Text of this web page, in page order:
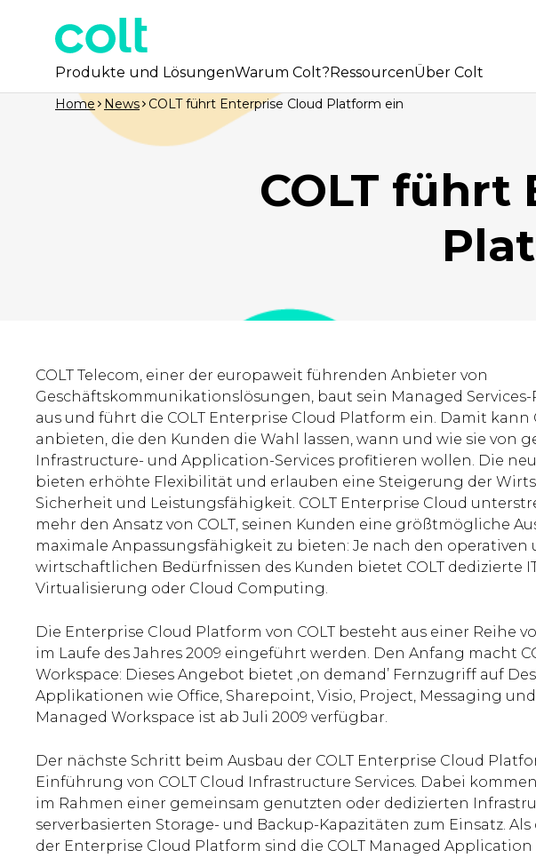
Produkte und LösungenWarum Colt?RessourcenÜber Colt
COLT führt
Home News COLT führt Enterprise Cloud Platform ein
COLT Telecom, einer der europaweit führenden Anbieter von
Geschäftskommunikationslösungen, baut sein Managed
aus und führt die COLT Enterprise Cloud Platform ein. Damit kann
anbieten, die den Kunden die Wahl lassen, wann und wie sie von
Infrastructure- und Application-Services profitieren wollen. Die
bieten erhöhte Flexibilität und erlauben eine Steigerung der
Sicherheit und Leistungsfähigkeit. COLT Enterprise Cloud
mehr den Ansatz von COLT, seinen Kunden eine größtmögliche
maximale Anpassungsfähigkeit zu bieten: Je nach den operativen
wirtschaftlichen Bedürfnissen des Kunden bietet COLT dedizierte
Virtualisierung oder Cloud Computing.
Die Enterprise Cloud Platform von COLT besteht aus einer Reihe
im Laufe des Jahres 2009 eingeführt werden. Den Anfang macht
Workspace: Dieses Angebot bietet ,on demand’ Fernzugriff auf
Applikationen wie Office, Sharepoint, Visio, Project, Messaging und
Managed Workspace ist ab Juli 2009 verfügbar.
Der nächste Schritt beim Ausbau der COLT Enterprise Cloud
Einführung von COLT Cloud Infrastructure Services. Dabei
im Rahmen einer gemeinsam genutzten oder dedizierten
serverbasierten Storage- und Backup-Kapazitäten zum Einsatz.
der Enterprise Cloud Platform sind die COLT Managed Application